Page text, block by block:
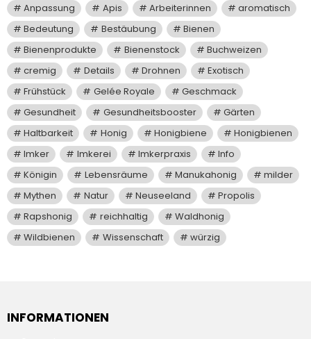
Anpassung
Apis Arbeiterinnen
aromatisch
Bedeutung
Bestäubung
Bienen
Bienenprodukte
Bienenstock
Buchweizen
cremig
Details Drohnen
Exotisch
Frühstück
Gelée Royale
Geschmack
Gesundheit
Gesundheitsbooster
Gärten
Haltbarkeit
Honig Honigbiene
Honigbienen
Imker
Imkerei Imkerpraxis
Info
Königin
Lebensräume Manukahonig
milder
Mythen
Natur Neuseeland
Propolis
Rapshonig
reichhaltig
Waldhonig
Wildbienen
Wissenschaft würzig
INFORMATIONEN